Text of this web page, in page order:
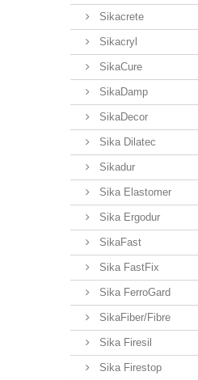
Sikacrete
Sikacryl
SikaCure
SikaDamp
SikaDecor
Sika Dilatec
Sikadur
Sika Elastomer
Sika Ergodur
SikaFast
Sika FastFix
Sika FerroGard
SikaFiber/Fibre
Sika Firesil
Sika Firestop